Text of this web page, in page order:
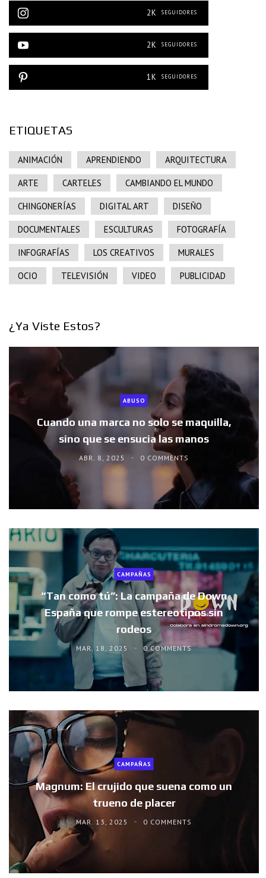
2K SEGUIDORES
2K SEGUIDORES
1K SEGUIDORES
ETIQUETAS
ANIMACIÓN APRENDIENDO ARQUITECTURA
ARTE CARTELES CAMBIANDO EL MUNDO
CHINGONERÍAS DIGITAL ART DISEÑO
DOCUMENTALES ESCULTURAS FOTOGRAFÍA
INFOGRAFÍAS LOS CREATIVOS MURALES
OCIO TELEVISIÓN VIDEO PUBLICIDAD
¿Ya Viste Estos?
ABUSO
Cuando una marca no solo se maquilla,
sino que se ensucia las manos
ABR. 8, 2025 0 COMMENTS
CAMPAÑAS
“Tan como tú”: La campaña de Down
España que rompe estereotipos sin
rodeos
MAR. 18, 2025 0 COMMENTS
CAMPAÑAS
Magnum: El crujido que suena como un
trueno de placer
MAR. 13, 2025 0 COMMENTS